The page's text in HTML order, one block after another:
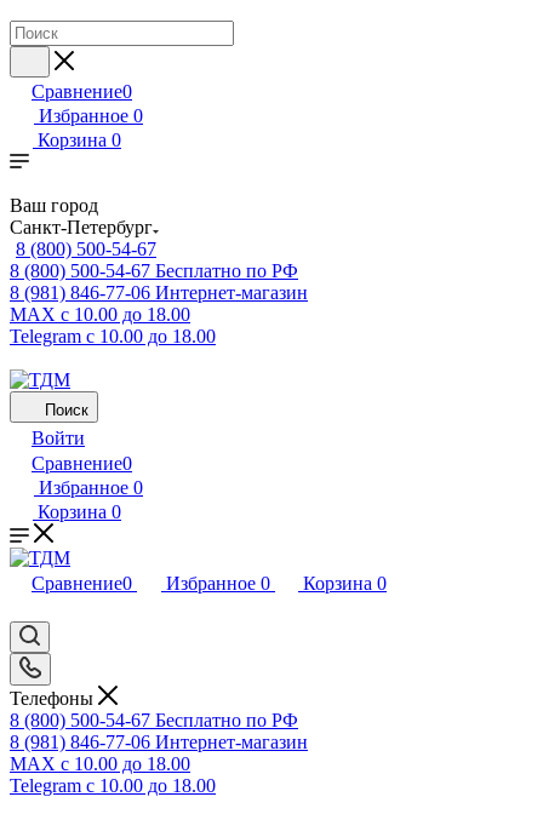
Сравнение0
Избранное 0
Корзина 0
Ваш город
Санкт-Петербург
8 (800) 500-54-67
8 (800) 500-54-67 Бесплатно по РФ
8 (981) 846-77-06 Интернет-магазин
MAX с 10.00 до 18.00
Telegram с 10.00 до 18.00
Поиск
Войти
Сравнение0
Избранное 0
Корзина 0
Сравнение0 Избранное 0 Корзина 0
Телефоны
8 (800) 500-54-67 Бесплатно по РФ
8 (981) 846-77-06 Интернет-магазин
MAX с 10.00 до 18.00
Telegram с 10.00 до 18.00